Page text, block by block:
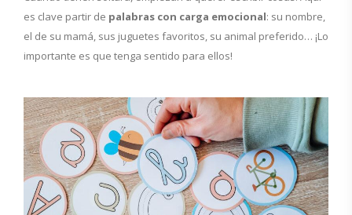
es clave partir de palabras con carga emocional: su nombre,
el de su mamá, sus juguetes favoritos, su animal preferido… ¡Lo
importante es que tenga sentido para ellos!